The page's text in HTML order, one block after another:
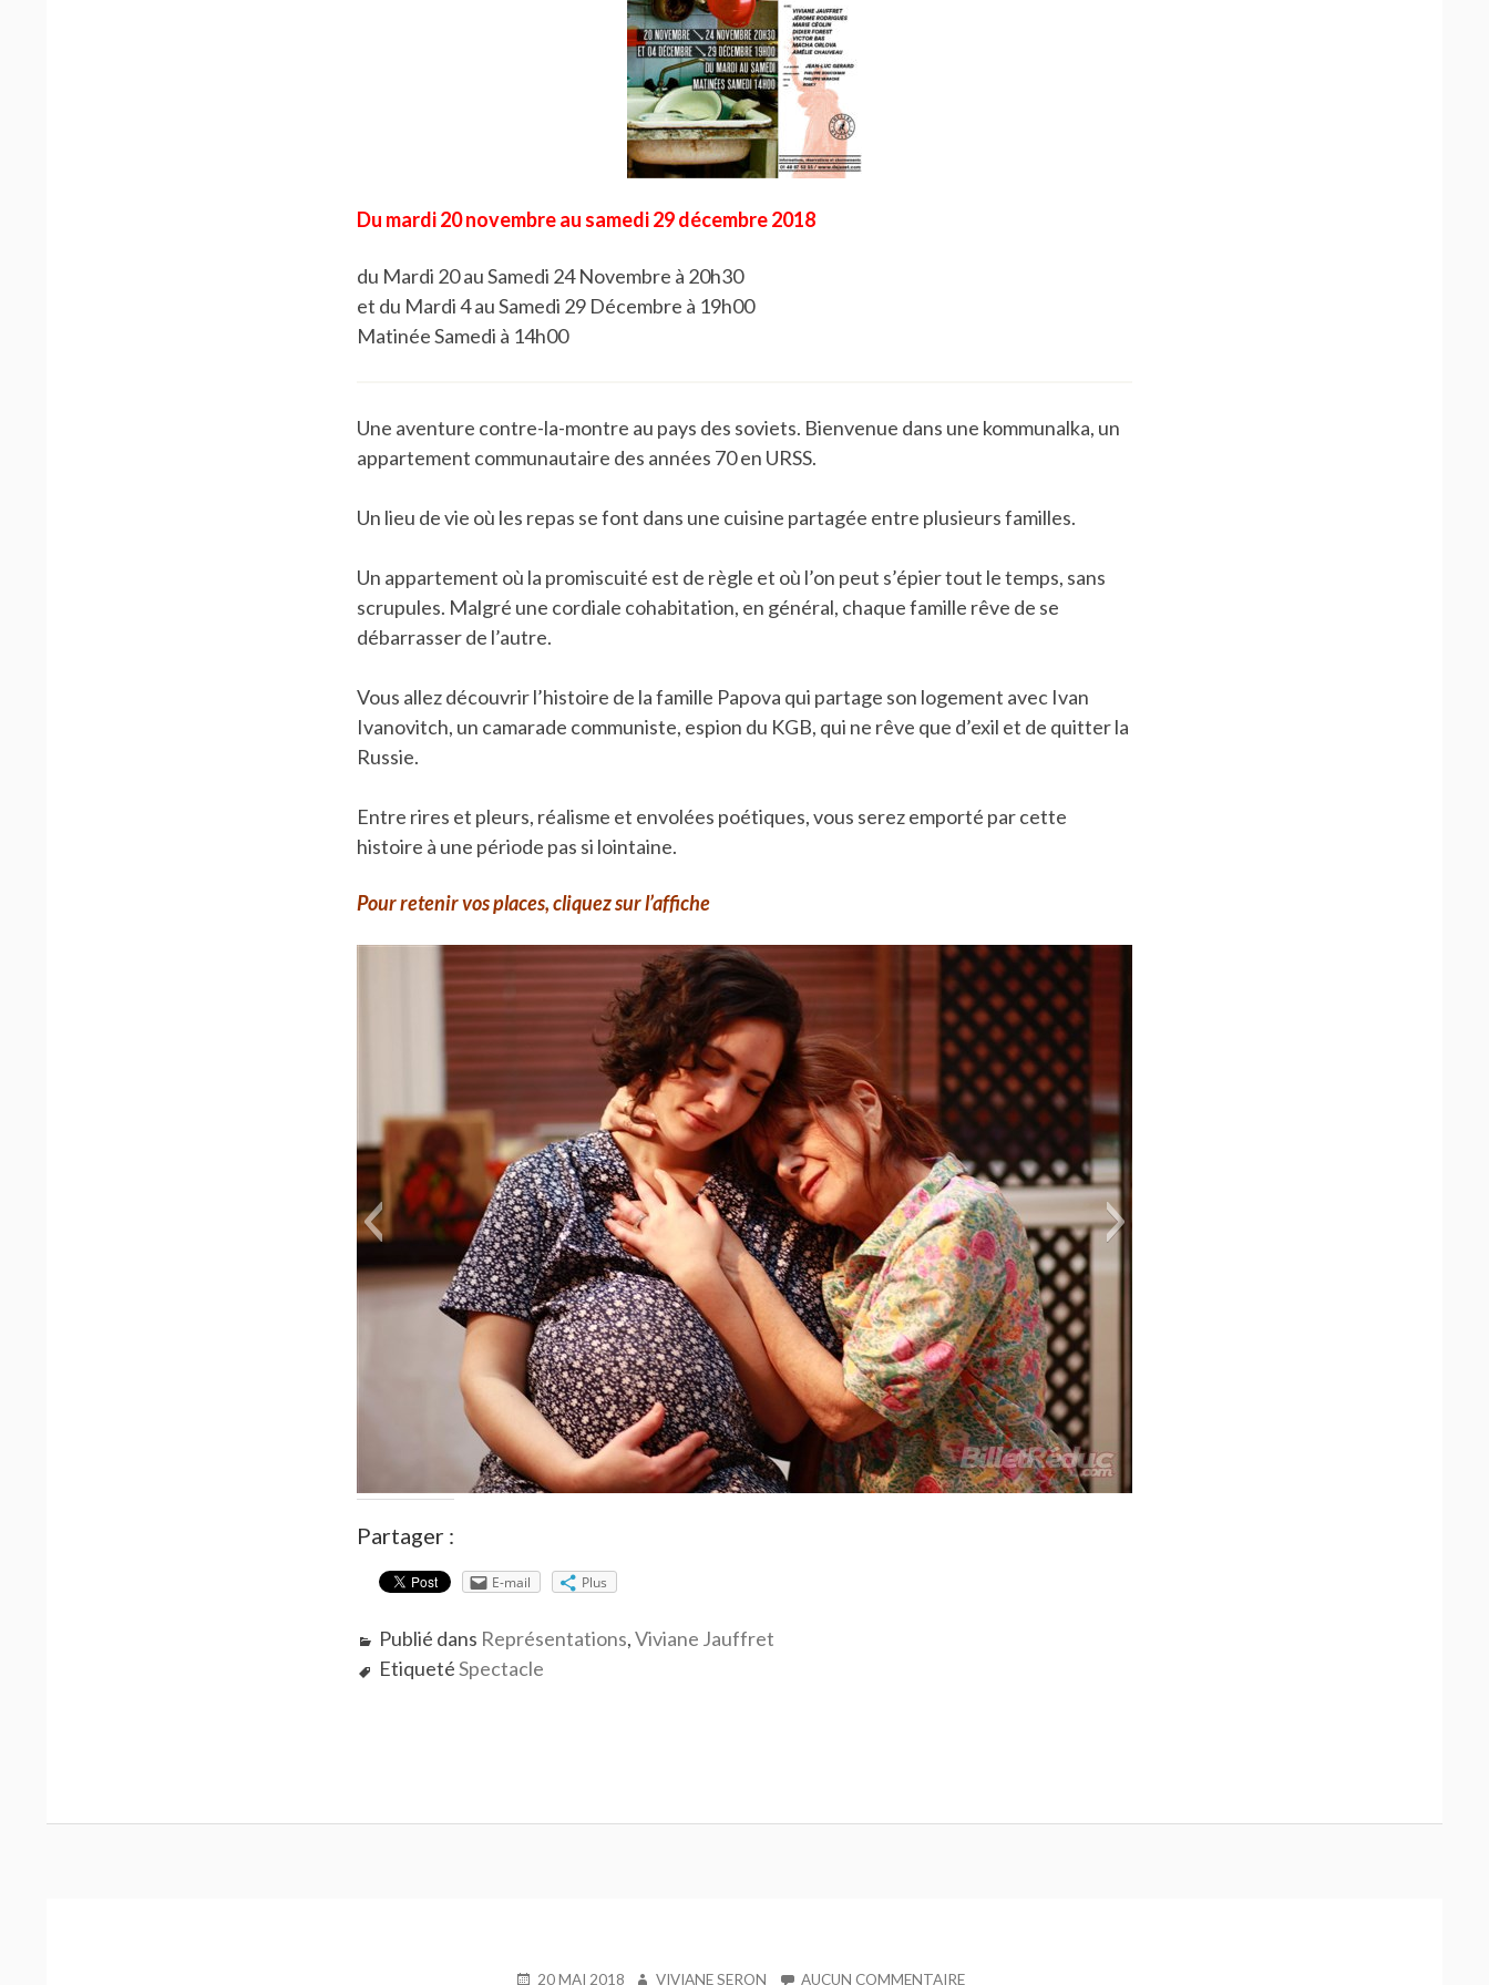
Du mardi 20 novembre au samedi 29 décembre 2018
du Mardi 20 au Samedi 24 Novembre à 20h30
et du Mardi 4 au Samedi 29 Décembre à 19h00
Matinée Samedi à 14h00
Une aventure contre-la-montre au pays des soviets. Bienvenue dans une kommunalka, un
appartement communautaire des années 70 en URSS.
Un lieu de vie où les repas se font dans une cuisine partagée entre plusieurs familles.
Un appartement où la promiscuité est de règle et où l’on peut s’épier tout le temps, sans
scrupules. Malgré une cordiale cohabitation, en général, chaque famille rêve de se
débarrasser de l’autre.
Vous allez découvrir l’histoire de la famille Papova qui partage son logement avec Ivan
Ivanovitch, un camarade communiste, espion du KGB, qui ne rêve que d’exil et de quitter la
Russie.
Entre rires et pleurs, réalisme et envolées poétiques, vous serez emporté par cette
histoire à une période pas si lointaine.
Pour retenir vos places, cliquez sur l’affiche
Partager :
E-mail Plus
Publié dans Représentations,Viviane Jauffret
EtiquetéSpectacle
PUBLIÉ20 MAI 2018 AUTEUR
VIVIANE SERON AUCUN COMMENTAIRESUR